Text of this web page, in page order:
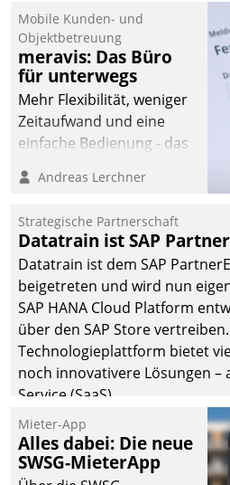
und Beschwerde-Management
ein.
Mobile Kunden- und
Objektbetreuung
meravis: Das Büro
für unterwegs
Mehr Flexibilität, weniger
Zeitaufwand und eine
einfache Bedienung - das
Cockpit für mobile
Datatrain. Die meravis
Wohnungsbau- und
Immobilien GmbH hat
sich dabei für den Betrieb
der Lösung über die SAP
Cloud Platform
entschieden - als erstes
Unternehmen am
Andreas Lerchner
Strategische Partnerschaft
Datatrain ist SAP Partner
Datatrain ist dem SAP
beigetreten und wird nun
SAP HANA Cloud Platform
über den SAP Store
Technologieplattform bietet
noch innovativere Lösungen –
Service (SaaS).
Mieter-App
Alles dabei: Die neue
SWSG-MieterApp